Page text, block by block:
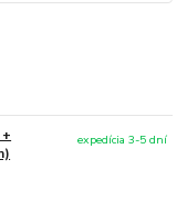
expedícia 3-5 dní